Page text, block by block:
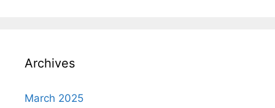
Archives
March 2025